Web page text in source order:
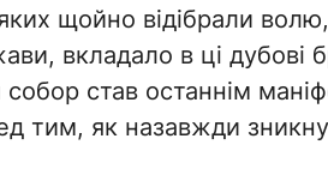
щойно відібрали волю,
вкладало в ці дубові
став останнім
тим, як назавжди